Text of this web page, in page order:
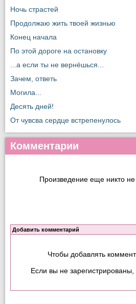
Ночь страстей
Продолжаю жить твоей жизнью
Конец начала
По этой дороге на остановку
...а если ты не вернёшься...
Зачем, ответь
Могила...
Десять дней!
От чувсва сердце встрепенулось
Комментарии
Произведение еще никто
Добавить комментарий
Чтобы добавлять
Если вы не зарегистрированы,